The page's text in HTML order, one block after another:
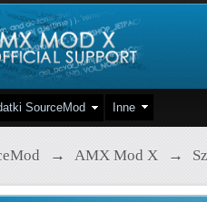
SourceMod Inne
→ AMX Mod X →